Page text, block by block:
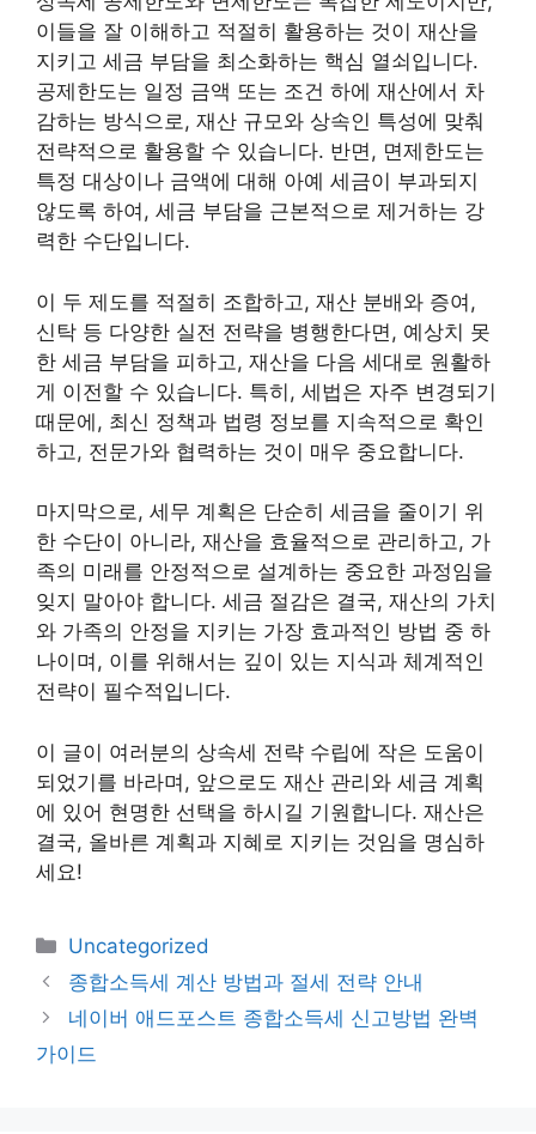
이들을 잘 이해하고 적절히 활용하는 것이 재산을
지키고 세금 부담을 최소화하는 핵심 열쇠입니다.
공제한도는 일정 금액 또는 조건 하에 재산에서 차
감하는 방식으로, 재산 규모와 상속인 특성에 맞춰
전략적으로 활용할 수 있습니다. 반면, 면제한도는
특정 대상이나 금액에 대해 아예 세금이 부과되지
않도록 하여, 세금 부담을 근본적으로 제거하는 강
력한 수단입니다.
이 두 제도를 적절히 조합하고, 재산 분배와 증여,
신탁 등 다양한 실전 전략을 병행한다면, 예상치 못
한 세금 부담을 피하고, 재산을 다음 세대로 원활하
게 이전할 수 있습니다. 특히, 세법은 자주 변경되기
때문에, 최신 정책과 법령 정보를 지속적으로 확인
하고, 전문가와 협력하는 것이 매우 중요합니다.
마지막으로, 세무 계획은 단순히 세금을 줄이기 위
한 수단이 아니라, 재산을 효율적으로 관리하고, 가
족의 미래를 안정적으로 설계하는 중요한 과정임을
잊지 말아야 합니다. 세금 절감은 결국, 재산의 가치
와 가족의 안정을 지키는 가장 효과적인 방법 중 하
나이며, 이를 위해서는 깊이 있는 지식과 체계적인
전략이 필수적입니다.
이 글이 여러분의 상속세 전략 수립에 작은 도움이
되었기를 바라며, 앞으로도 재산 관리와 세금 계획
에 있어 현명한 선택을 하시길 기원합니다. 재산은
결국, 올바른 계획과 지혜로 지키는 것임을 명심하
세요!
카
테
고
리
Uncategorized
종합소득세 계산 방법과 절세 전략 안내
네이버 애드포스트 종합소득세 신고방법 완벽
가이드